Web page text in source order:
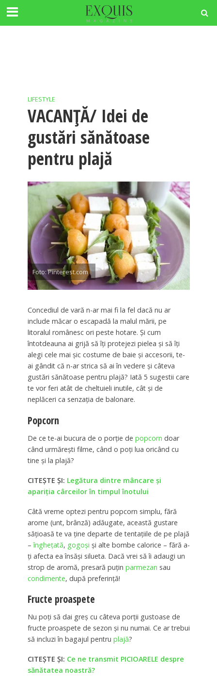
LIFESTYLE
VACANȚĂ/ Idei de
gustări sănătoase
pentru plajă
Foto: Pinterest.com
Concediul de vară n-ar mai fi la fel dacă nu ar
include măcar o escapadă la malul mării, pe
litoralul românesc ori peste hotare. Şi cum
întotdeauna ai grijă să îţi protejezi pielea şi să îţi
alegi cele mai şic costume de baie şi accesorii, te-
ai gândit că n-ar strica să ai în vedere şi câteva
gustări sănătoase pentru plajă? Iată 5 sugestii care
te vor feri atât de cheltuieli inutile, cât şi de
neplăceri ca senzaţia de balonare.
Popcorn
De ce te-ai bucura de o porţie de popcorn doar
când urmăreşti filme, când o poţi lua oricând cu
tine şi la plajă?
CITEȘTE ȘI: Legătura dintre mâncare şi
apariţia cârceilor în timpul înotului
Câtă vreme optezi pentru popcorn simplu, fără
arome (unt, brânză) adăugate, această gustare
săţioasă te va ţine departe de tentaţiile de pe plajă
–îngheţată, gogoşi şi alte bombe calorice – fără a-
ţi afecta ea însăşi silueta. Dacă vrei să îi adaugi un
strop de aromă, presară puţin parmezan sau
condimente, după preferinţă!
Fructe proaspete
Nu poţi să dai greş cu câteva porţii gustoase de
fructe proaspete de sezon şi nu numai. Ce ar trebui
să incluzi în bagajul pentru plajă?
CITEȘTE ȘI: Ce ne transmit PICIOARELE despre
sănătatea noastră?